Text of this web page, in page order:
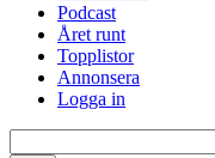
Podcast
Året runt
Topplistor
Annonsera
Logga in